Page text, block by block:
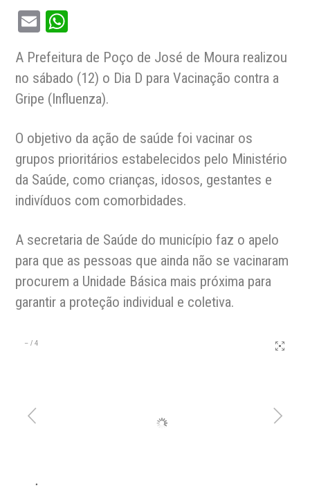
Email
A Prefeitura de Poço de José de Moura realizou
no sábado (12) o Dia D para Vacinação contra a
Gripe (Influenza).
O objetivo da ação de saúde foi vacinar os
grupos prioritários estabelecidos pelo Ministério
da Saúde, como crianças, idosos, gestantes e
indivíduos com comorbidades.
A secretaria de Saúde do município faz o apelo
para que as pessoas que ainda não se vacinaram
procurem a Unidade Básica mais próxima para
garantir a proteção individual e coletiva.
– /4